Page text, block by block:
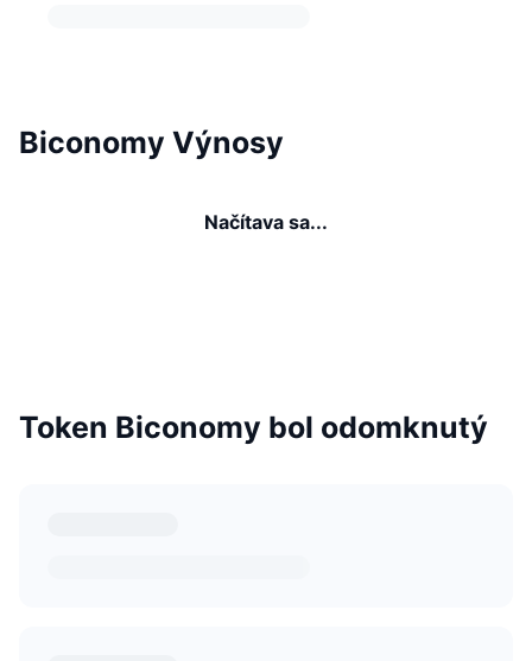
Biconomy Výnosy
Načítava sa...
Token Biconomy bol odomknutý